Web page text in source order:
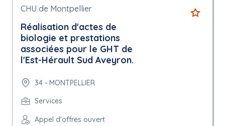
CHU de Montpellier
Réalisation d'actes de
biologie et prestations
associées pour le GHT de
l'Est-Hérault Sud Aveyron.
34 - MONTPELLIER
Services
Appel d'offres ouvert